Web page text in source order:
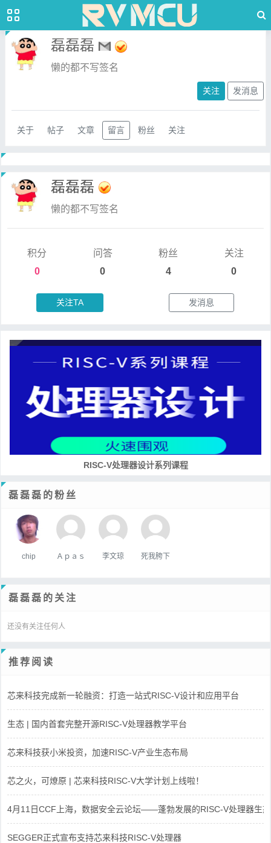
磊磊磊
懒的都不写签名
关注 发消息
关于 帖子 文章 留言 粉丝 关注
磊磊磊
懒的都不写签名
积分
0
问答
0
粉丝
4
关注
0
关注TA 发消息
RISC-V处理器设计系列课程
磊磊磊的粉丝
chip Ａｐａｓ 李文琼 死我胯下
磊磊磊的关注
还没有关注任何人
推荐阅读
芯来科技完成新一轮融资：打造一站式RISC-V设计和应用平台
生态 | 国内首套完整开源RISC-V处理器教学平台
芯来科技获小米投资，加速RISC-V产业生态布局
芯之火，可燎原 | 芯来科技RISC-V大学计划上线啦！
4月11日CCF上海，数据安全云论坛——蓬勃发展的RISC-V处理器生态
SEGGER正式宣布支持芯来科技RISC-V处理器